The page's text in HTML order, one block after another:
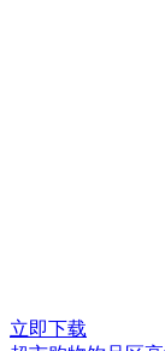
立即下载